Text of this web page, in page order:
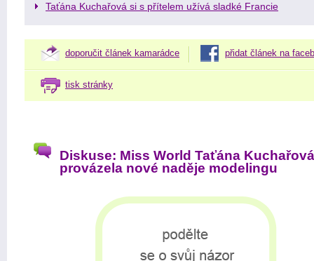
Taťána Kuchařová si s přítelem užívá sladké Francie
doporučit článek kamarádce přidat článek na
tisk stránky
Diskuse: Miss World Taťána Kuchařová
provázela nové naděje modelingu